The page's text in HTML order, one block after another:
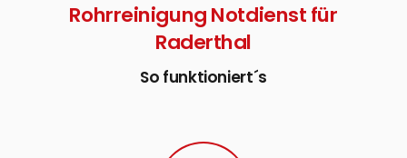
Rohrreinigung Notdienst für
Raderthal
So funktioniert´s